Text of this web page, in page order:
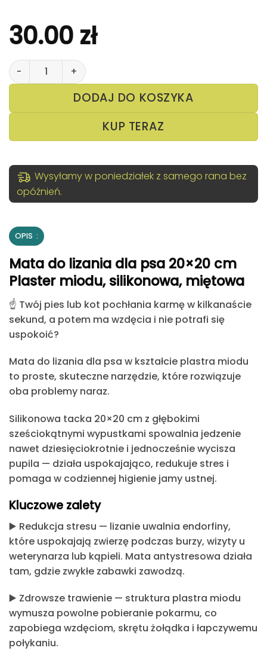
30.00 zł
ilość Mata do lizania dla Psa Kota Spowalniająca
DODAJ DO KOSZYKA
KUP TERAZ
Wysyłamy w poniedziałek z samego rana bez
opóźnień.
OPIS
Mata do lizania dla psa 20×20 cm
Plaster miodu, silikonowa, miętowa
☝️ Twój pies lub kot pochłania karmę w kilkanaście
sekund, a potem ma wzdęcia i nie potrafi się
uspokoić?
Mata do lizania dla psa w kształcie plastra miodu
to proste, skuteczne narzędzie, które rozwiązuje
oba problemy naraz.
Silikonowa tacka 20×20 cm z głębokimi
sześciokątnymi wypustkami spowalnia jedzenie
nawet dziesięciokrotnie i jednocześnie wycisza
pupila — działa uspokajająco, redukuje stres i
pomaga w codziennej higienie jamy ustnej.
Kluczowe zalety
▶️ Redukcja stresu — lizanie uwalnia endorfiny,
które uspokajają zwierzę podczas burzy, wizyty u
weterynarza lub kąpieli. Mata antystresowa działa
tam, gdzie zwykłe zabawki zawodzą.
▶️ Zdrowsze trawienie — struktura plastra miodu
wymusza powolne pobieranie pokarmu, co
zapobiega wzdęciom, skrętu żołądka i łapczywemu
połykaniu.